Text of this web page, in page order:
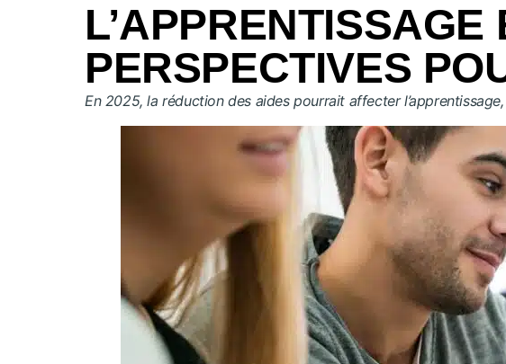
PERSPECTIVES
En 2025, la réduction des aides pourrait affecter